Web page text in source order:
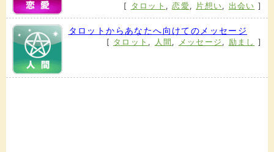
[ タロット ,恋愛, 片想い, 出会い ]
タロットからあなたへ向けてのメッセージ
[ タロット , 人間 , メッセージ , 励まし ]